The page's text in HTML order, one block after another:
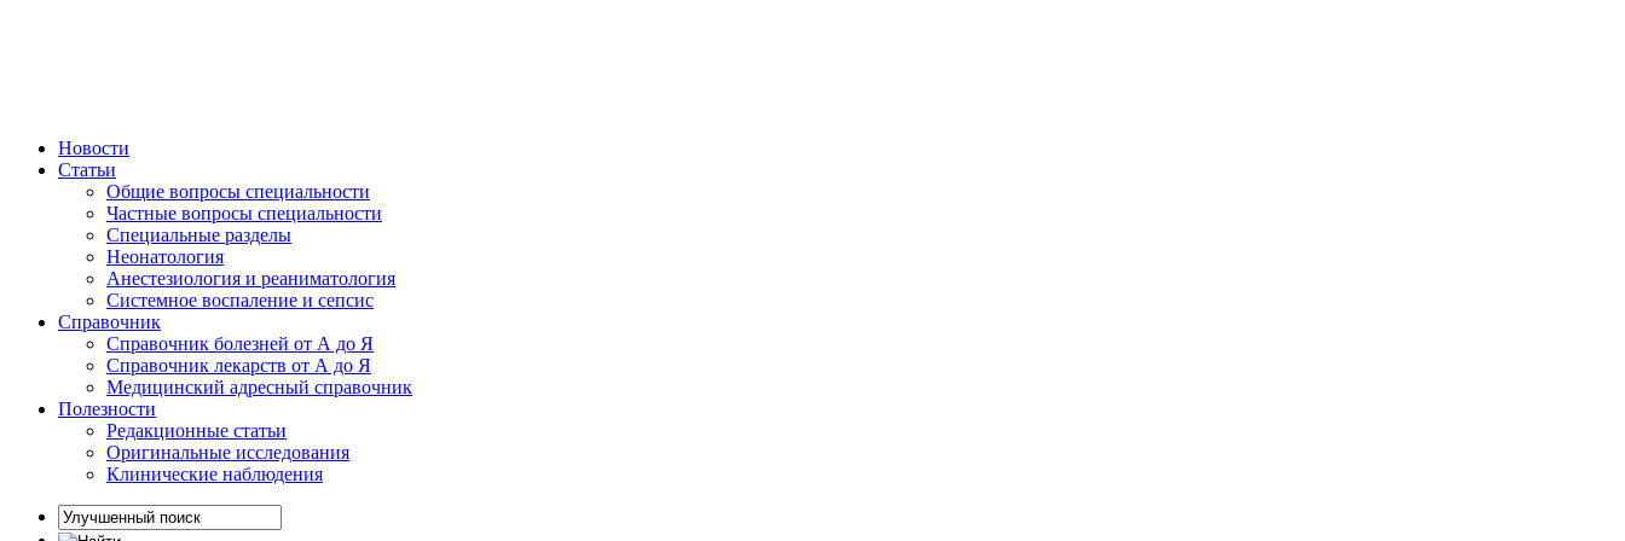
Новости
Статьи
Общие вопросы специальности
Частные вопросы специальности
Специальные разделы
Неонатология
Анестезиология и реаниматология
Системное воспаление и сепсис
Справочник
Справочник болезней от А до Я
Справочник лекарств от А до Я
Медицинский адресный справочник
Полезности
Редакционные статьи
Оригинальные исследования
Клинические наблюдения